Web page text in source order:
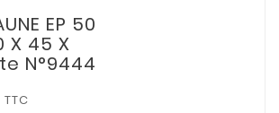
EP 50
X 45 X
N°9444
TTC